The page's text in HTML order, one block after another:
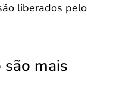
liberados pelo
são mais